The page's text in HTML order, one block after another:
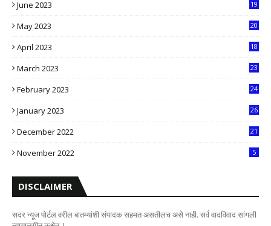
June 2023
19
May 2023
20
April 2023
18
March 2023
23
February 2023
24
January 2023
26
December 2022
21
November 2022 5
DISCLAIMER
सदर न्यूज पोर्टल वरील बातम्यांशी संपादक सहमत असतीलच असे नाही. सर्व वादविवाद सांगली